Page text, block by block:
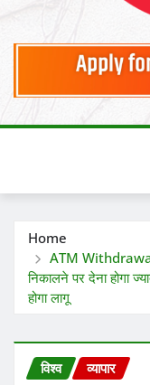
Home
ATM
निकालने पर देना होगा
होगा लागू
विश्व व्यापार